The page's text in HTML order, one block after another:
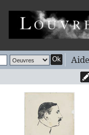
Ok Aide